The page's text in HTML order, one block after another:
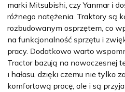
marki Mitsubishi, czy Yanmar i
różnego natężenia. Traktory są
rozbudowanym osprzętem, co
na funkcjonalność sprzętu i
pracy. Dodatkowo warto
Tractor bazują na nowoczesnej
i hałasu, dzięki czemu nie tylko
komfortową pracę, ale i są